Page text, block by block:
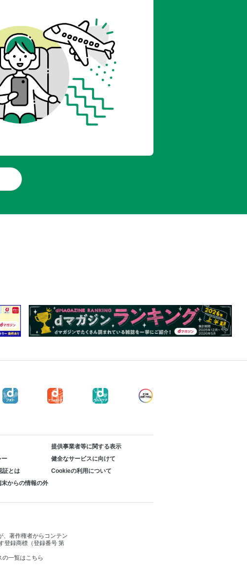
た天然素材の化粧水を作ってみよう
ミ、しわ……肌トラブルをきれいに解決！
ける安心素材のボディケア
り
提供事業者等に関する表示
ー
健全なサービスに向けて
証とは
Cookieの利用について
からの情報の外
、著作権者からコンテン
登録商標（登録番号 第
一覧はこちら